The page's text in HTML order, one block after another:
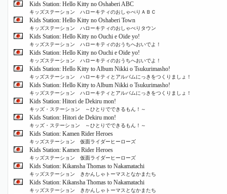
Kids Station: Hello Kitty no Oshaberi ABC
キッズステーション ハローキティのおしゃべりＡＢＣ
Kids Station: Hello Kitty no Oshaberi Town
キッズステーション ハローキティのおしゃべりタウン
Kids Station: Hello Kitty no Ouchi e Oide yo!
キッズステーション ハローキティのおうちへおいでよ！
Kids Station: Hello Kitty no Ouchi e Oide yo!
キッズステーション ハローキティのおうちへおいでよ！
Kids Station: Hello Kitty to Album Nikki o Tsukurimasho!
キッズステーション ハローキティとアルバムにっきをつくりましょ！
Kids Station: Hello Kitty to Album Nikki o Tsukurimasho!
キッズステーション ハローキティとアルバムにっきをつくりましょ！
Kids Station: Hitori de Dekiru mon!
キッズ・ステーション ～ひとりでできるもん！～
Kids Station: Hitori de Dekiru mon!
キッズ・ステーション ～ひとりでできるもん！～
Kids Station: Kamen Rider Heroes
キッズステーション 仮面ライダーヒーローズ
Kids Station: Kamen Rider Heroes
キッズステーション 仮面ライダーヒーローズ
Kids Station: Kikansha Thomas to Nakamatachi
キッズステーション きかんしゃトーマスとなかまたち
Kids Station: Kikansha Thomas to Nakamatachi
キッズステーション きかんしゃトーマスとなかまたち